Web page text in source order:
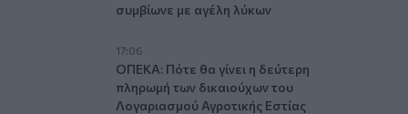
συμβίωνε με αγέλη λύκων
17:06
ΟΠΕΚΑ: Πότε θα γίνει η δεύτερη
πληρωμή των δικαιούχων του
Λογαριασμού Αγροτικής Εστίας